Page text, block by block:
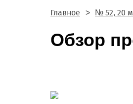
Главное № 52, 20
Обзор